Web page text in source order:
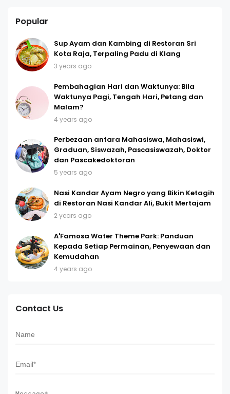
Popular
Sup Ayam dan Kambing di Restoran Sri
Kota Raja, Terpaling Padu di Klang
3 years ago
Pembahagian Hari dan Waktunya: Bila
Waktunya Pagi, Tengah Hari, Petang dan
Malam?
4 years ago
Perbezaan antara Mahasiswa, Mahasiswi,
Graduan, Siswazah, Pascasiswazah, Doktor
dan Pascakedoktoran
5 years ago
Nasi Kandar Ayam Negro yang Bikin Ketagih
di Restoran Nasi Kandar Ali, Bukit Mertajam
2 years ago
A'Famosa Water Theme Park: Panduan
Kepada Setiap Permainan, Penyewaan dan
Kemudahan
4 years ago
Contact Us